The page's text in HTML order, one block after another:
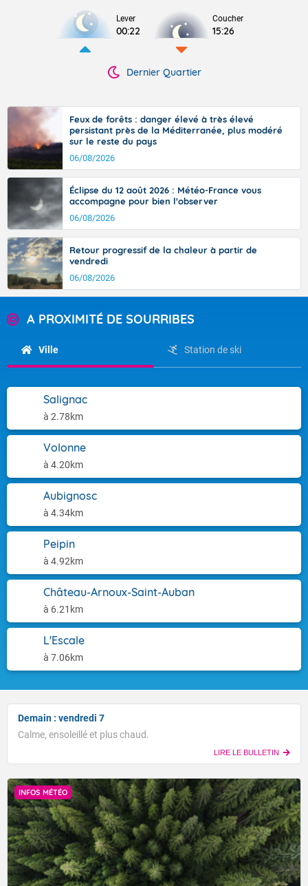
Lever
00:22
Coucher
15:26
Dernier Quartier
Feux de forêts : danger élevé à très élevé
persistant près de la Méditerranée, plus modéré
sur le reste du pays
06/08/2026
Éclipse du 12 août 2026 : Météo-France vous
accompagne pour bien l'observer
06/08/2026
Retour progressif de la chaleur à partir de
vendredi
06/08/2026
A PROXIMITÉ DE SOURRIBES
Ville Station de ski
Salignac
à 2.78km
Volonne
à 4.20km
Aubignosc
à 4.34km
Peipin
à 4.92km
Château-Arnoux-Saint-Auban
à 6.21km
L'Escale
à 7.06km
Demain : vendredi 7
Calme, ensoleillé et plus chaud.
LIRE LE BULLETIN
INFOS MÉTÉO